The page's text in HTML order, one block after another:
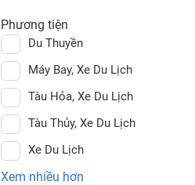
Phương tiện
Du Thuyền
Máy Bay, Xe Du Lịch
Tàu Hỏa, Xe Du Lịch
Tàu Thủy, Xe Du Lịch
Xe Du Lịch
Xem nhiều hơn